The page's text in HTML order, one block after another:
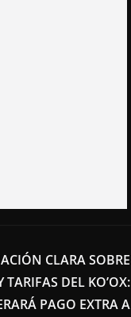
CLARA SOBRE
DEL KO’OX:
PAGO EXTRA A